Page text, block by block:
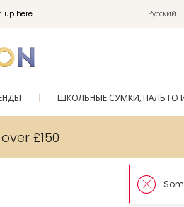
up here. Русский
ШКОЛЬНЫЕ СУМКИ, ПАЛЬТО
£150